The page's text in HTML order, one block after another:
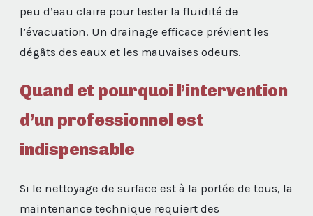
peu d’eau claire pour tester la fluidité de
l’évacuation. Un drainage efficace prévient les
dégâts des eaux et les mauvaises odeurs.
Quand et pourquoi l’intervention
d’un professionnel est
indispensable
Si le nettoyage de surface est à la portée de tous, la
maintenance technique requiert des